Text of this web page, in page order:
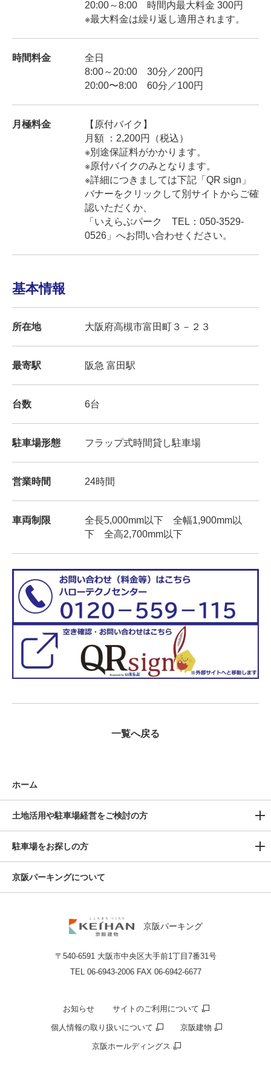
20:00～8:00 時間内最大料金 300円
※最大料金は繰り返し適用されます。
時間料金
全日
8:00～20:00 30分／200円
20:00〜8:00 60分／100円
月極料金
【原付バイク】
月額 ：2,200円（税込）
※別途保証料がかかります。
※原付バイクのみとなります。
※詳細につきましては下記「QR sign」
バナーをクリックして別サイトからご確
認いただくか、
「いえらぶパーク TEL：050-3529-
0526」へお問い合わせください。
基本情報
所在地 大阪府高槻市富田町３－２３
最寄駅 阪急 富田駅
台数 6台
駐車場形態 フラップ式時間貸し駐車場
営業時間 24時間
車両制限
全長5,000mm以下 全幅1,900mm以
下 全高2,700mm以下
一覧へ戻る
京阪パーキング
〒540-6591 大阪市中央区大手前1丁目7番31号
TEL 06-6943-2006 FAX 06-6942-6677
ホーム
土地活用や駐車場経営をご検討の方
駐車場をお探しの方
京阪パーキングについて
お知らせ サイトのご利用について
個⼈情報の取り扱いについて 京阪建物
京阪ホールディングス